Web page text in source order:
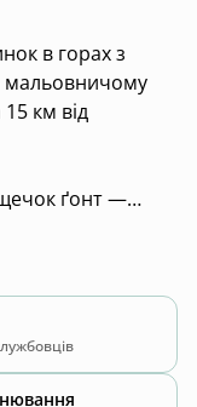
в горах з
мальовничому
км від
ґонт —
здавна
церков. Це
та